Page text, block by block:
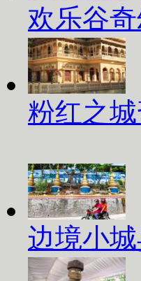
欢乐谷
粉红之
边境小